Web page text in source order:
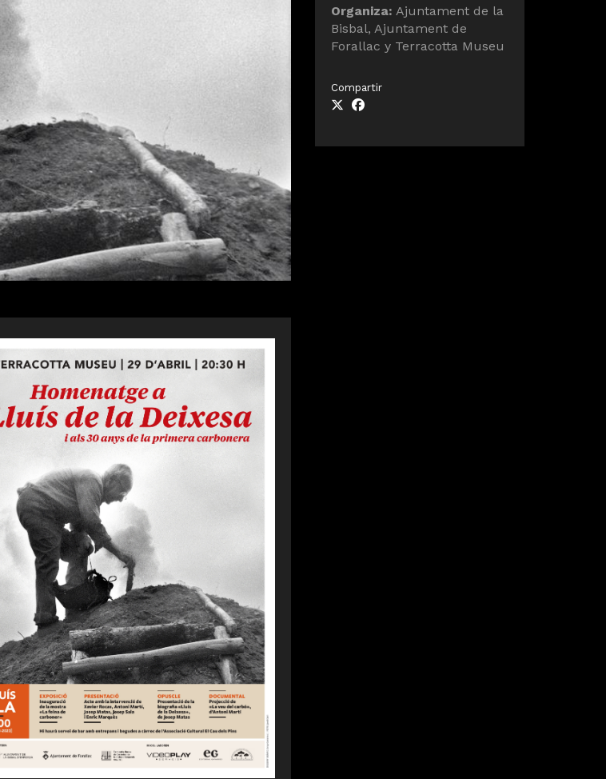
Organiza: Ajuntament de la
Bisbal, Ajuntament de
Forallac y Terracotta Museu
Compartir